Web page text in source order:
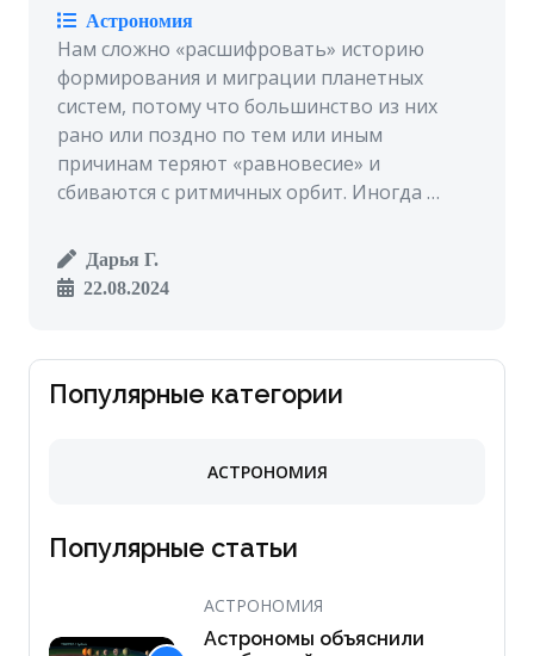
Астрономия
Нам сложно «расшифровать» историю
формирования и миграции планетных
систем, потому что большинство из них
рано или поздно по тем или иным
причинам теряют «равновесие» и
сбиваются с ритмичных орбит. Иногда …
Дарья Г.
22.08.2024
Популярные категории
АСТРОНОМИЯ
Популярные статьи
АСТРОНОМИЯ
Астрономы объяснили